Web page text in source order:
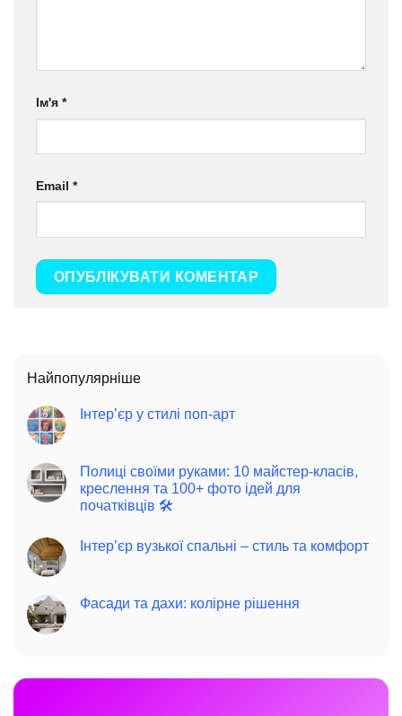
Ім'я *
Email *
Найпопулярніше
Інтер’єр у стилі поп-арт
Полиці своїми руками: 10 майстер-класів,
креслення та 100+ фото ідей для
початківців 🛠️
Інтер’єр вузької спальні – стиль та комфорт
Фасади та дахи: колірне рішення